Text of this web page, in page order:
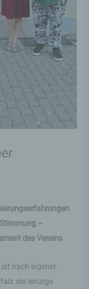
–
des Vereins
ist nach eigener
der einzige